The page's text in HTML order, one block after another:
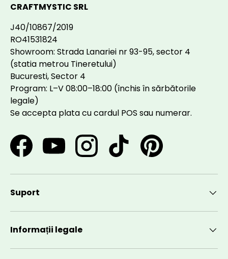
CRAFTMYSTIC SRL
J40/10867/2019
RO41531824
Showroom: Strada Lanariei nr 93-95, sector 4
(statia metrou Tineretului)
Bucuresti, Sector 4
Program: L–V 08:00–18:00 (închis în sărbătorile
legale)
Se accepta plata cu cardul POS sau numerar.
FacebookYouTubeInstagramTikTok Pinterest
Suport
Informații legale